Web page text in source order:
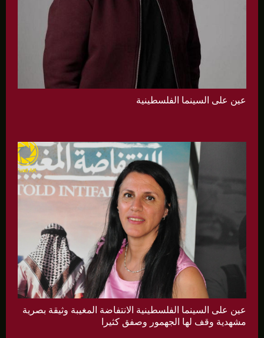
عين على السينما الفلسطينية
عين على السينما الفلسطينية الانتفاضة المغيبة وثيقة بصرية
مشهدية وقف لها الجهمور وصفق كثيرا